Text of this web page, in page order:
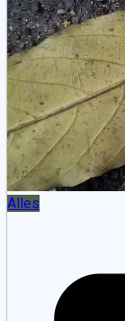
Alles